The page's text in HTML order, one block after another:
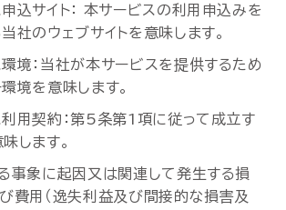
込サイト： 本サービスの利用申込みを
社のウェブサイトを意味します。
境：当社が本サービスを提供するため
境を意味します。
用契約：第5条第1項に従って成立す
します。
事象に起因又は関連して発生する損
費用（逸失利益及び間接的な損害及